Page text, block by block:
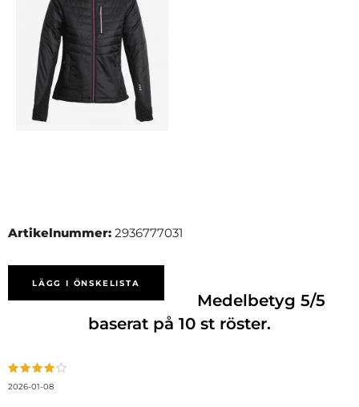
Artikelnummer: 2936777031
LÄGG I ÖNSKELISTA
Medelbetyg5/5
baserat på 10 st röster.
2026-01-08